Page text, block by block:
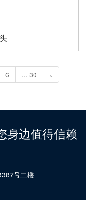
6 ... 30 »
身边值得信赖
号二楼